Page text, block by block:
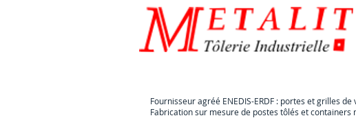
Fournisseur agréé ENEDIS-ERDF : portes et grilles
Fabrication sur mesure de postes tôlés et containers